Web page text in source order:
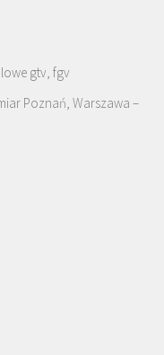
gtv, fgv
Poznań, Warszawa –